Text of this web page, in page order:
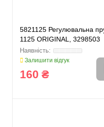
5821125 Регулювальна
1125 ORIGINAL, 3298503
Залишити відгук
160 ₴